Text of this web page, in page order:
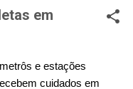
recentes para
É mesmo
o Instituto
de 2024,
em
e estações
cuidados em